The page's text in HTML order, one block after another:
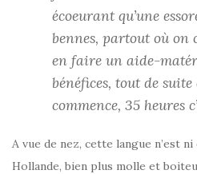
écoeurant qu’une
bennes, partout où on
en faire un aide-
bénéfices, tout de suite
commence, 35 heures
A vue de nez, cette langue n’est
Hollande, bien plus molle et